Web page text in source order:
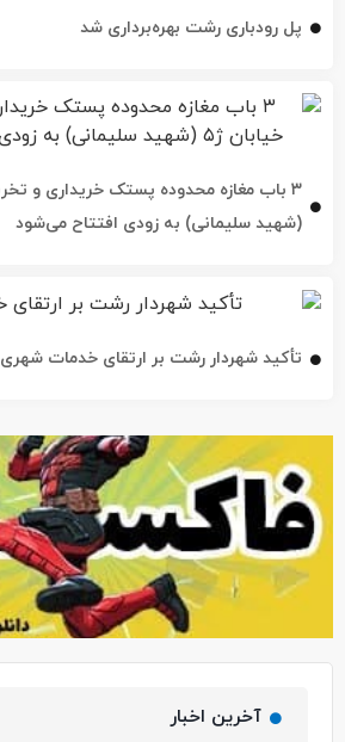
پل رودباری رشت بهره‌برداری شد
(شهید سلیمانی) به زودی افتتاح می‌شود
تأکید شهردار رشت بر ارتقای خدمات شهری
آخرین اخبار